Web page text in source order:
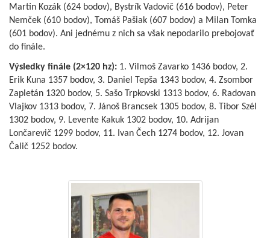
Martin Kozák (624 bodov), Bystrík Vadovič (616 bodov), Peter
Nemček (610 bodov), Tomáš Pašiak (607 bodov) a Milan Tomka
(601 bodov). Ani jednému z nich sa však nepodarilo prebojovať
do finále.
Výsledky finále (2×120 hz): 1. Vilmoš Zavarko 1436 bodov, 2.
Erik Kuna 1357 bodov, 3. Daniel Tepša 1343 bodov, 4. Zsombor
Zapletán 1320 bodov, 5. Sašo Trpkovski 1313 bodov, 6. Radovan
Vlajkov 1313 bodov, 7. Jánoš Brancsek 1305 bodov, 8. Tibor Szél
1302 bodov, 9. Levente Kakuk 1302 bodov, 10. Adrijan
Lončarevič 1299 bodov, 11. Ivan Čech 1274 bodov, 12. Jovan
Čalič 1252 bodov.